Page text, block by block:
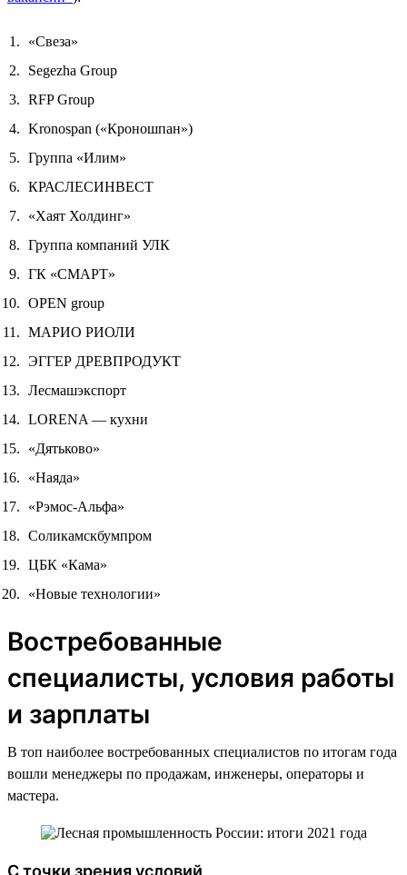
«Свеза»
Segezha Group
RFP Group
Kronospan («Кроношпан»)
Группа «Илим»
КРАСЛЕСИНВЕСТ
«Хаят Холдинг»
Группа компаний УЛК
ГК «СМАРТ»
OPEN group
МАРИО РИОЛИ
ЭГГЕР ДРЕВПРОДУКТ
Лесмашэкспорт
LORENA — кухни
«Дятьково»
«Наяда»
«Рэмос-Альфа»
Соликамскбумпром
ЦБК «Кама»
«Новые технологии»
Востребованные
специалисты, условия работы
и зарплаты
В топ наиболее востребованных специалистов по итогам года
вошли менеджеры по продажам, инженеры, операторы и
мастера.
С точки зрения условий